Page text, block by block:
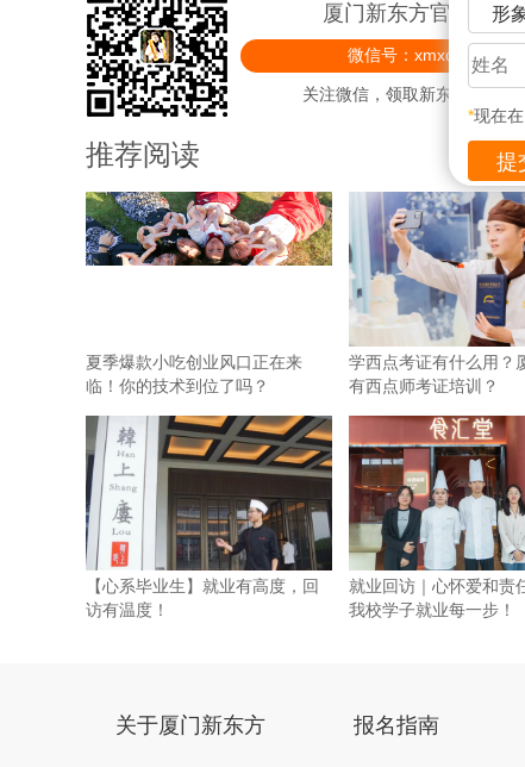
形
*现在
厦门新东方官方微信
微信号：xmxdfprxx
关注微信，领取新东方精美礼
推荐阅读
夏季爆款小吃创业风口正在来
临！你的技术到位了吗？
学西点考证有什么用？
有西点师考证培训？
【心系毕业生】就业有高度，回
访有温度！
就业回访｜心怀爱和责
我校学子就业每一步！
关于厦门新东方 报名指南